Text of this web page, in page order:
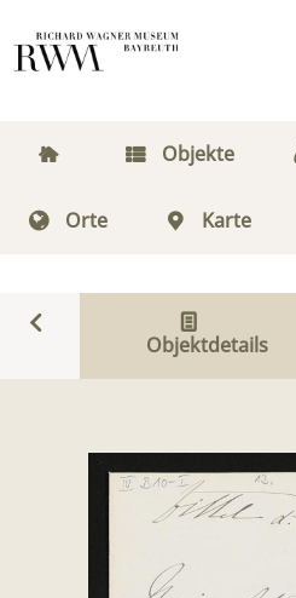
Objekte
Orte Karte
Objektdetails